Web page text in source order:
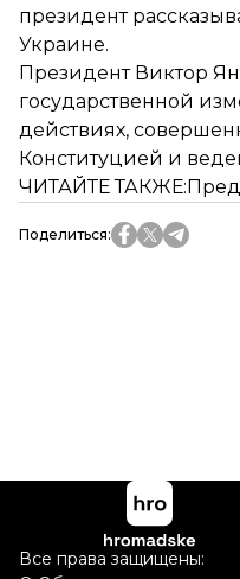
президент
Украине.
Президент Виктор
государственной
действиях,
Конституцией и
ЧИТАЙТЕ ТАКЖЕ:
Поделиться:
Все права защищены: